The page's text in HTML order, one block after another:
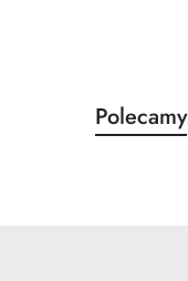
Pomiń karuzelę
Produkty
o
Polecamy